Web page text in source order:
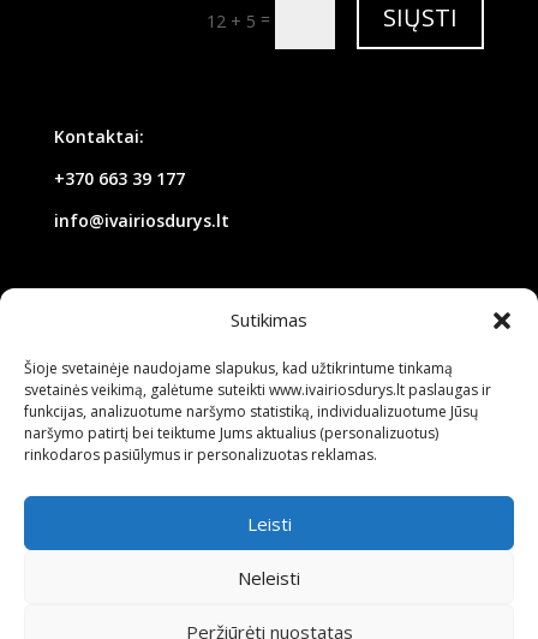
Sutikimas
Šioje svetainėje naudojame slapukus, kad užtikrintume tinkamą
svetainės veikimą, galėtume suteikti www.ivairiosdurys.lt paslaugas ir
funkcijas, analizuotume naršymo statistiką, individualizuotume Jūsų
naršymo patirtį bei teiktume Jums aktualius (personalizuotus)
rinkodaros pasiūlymus ir personalizuotas reklamas.
Leisti
Neleisti
Peržiūrėti nuostatas
12 + 5 = SIŲSTI
Kontaktai:
+370 663 39 177
info@ivairiosdurys.lt
VI10-16 val.
VII nedirbame
Įvairios durys © 2026